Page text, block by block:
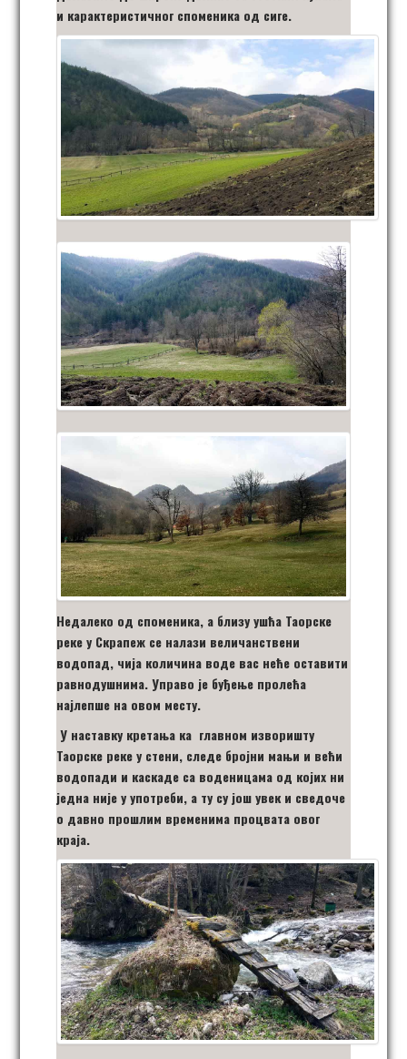
и карактеристичног споменика од сиге.
Недалеко од споменика, а близу ушћа Таорске
реке у Скрапеж се налази величанствени
водопад, чија количина воде вас неће оставити
равнодушнима. Управо је буђење пролећа
најлепше на овом месту.
У наставку кретања ка главном изворишту
Таорске реке у стени, следе бројни мањи и већи
водопади и каскаде са воденицама од којих ни
једна није у употреби, а ту су још увек и сведоче
о давно прошлим временима процвата овог
краја.